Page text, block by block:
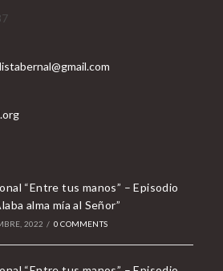
“Entre tus manos” – Episodio
alma mía al Señor”
2022 / 0 COMMENTS